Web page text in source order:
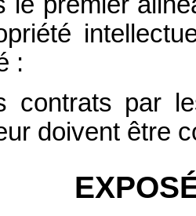
:
contrats par
doivent être